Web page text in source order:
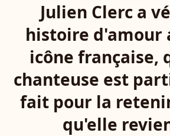
Julien Clerc a
histoire d'amour
icône française,
chanteuse est
fait pour la
qu'elle